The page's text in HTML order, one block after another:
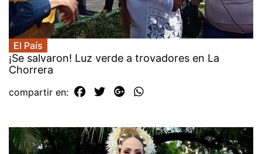
El País
¡Se salvaron! Luz verde a trovadores en La
Chorrera
compartir en: